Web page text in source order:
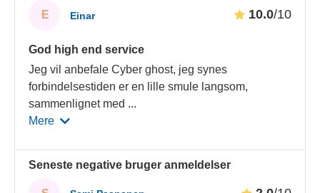
E Einar 10.0/10
God high end service
Jeg vil anbefale Cyber ghost, jeg synes
forbindelsestiden er en lille smule langsom,
sammenlignet med ...
Mere
Seneste negative bruger anmeldelser